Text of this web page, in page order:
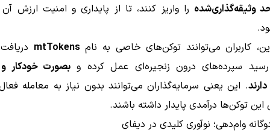
وثیقه‌گذاری‌شده را واریز کنند، تا از پایداری و امنیت ارزش
کاربران می‌توانند توکن‌های خاصی به نامmtTokens
رسید سپرده‌های درون زنجیره‌ای عمل کرده و بصورت خودکار
. این یعنی سرمایه‌گذاران می‌توانند بدون نیاز به معامله
این توکن‌ها درآمدی پایدار داشته باشند.
وام‌دهی؛ نوآوری کلیدی در دیفای